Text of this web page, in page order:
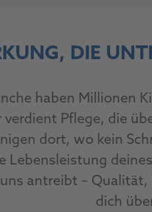
DIE
haben Millionen
Pflege, die
dort, wo kein
Lebensleistung
antreibt –
dich